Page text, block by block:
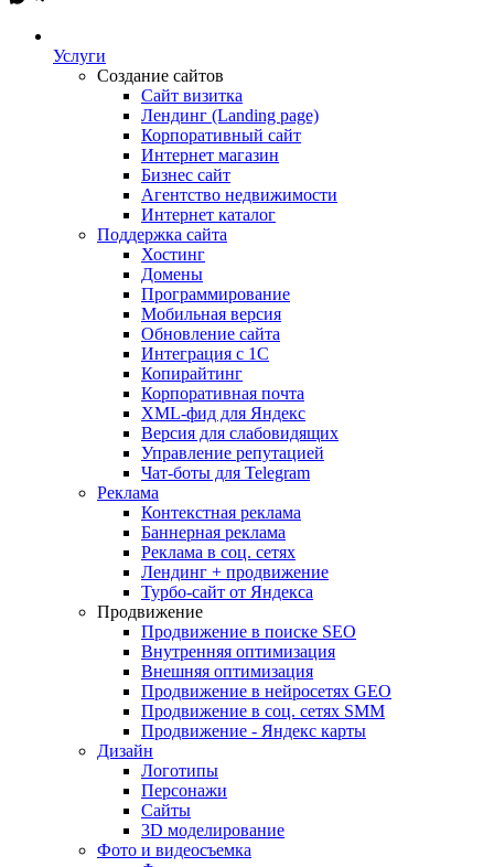
Услуги
Создание сайтов
Сайт визитка
Лендинг (Landing page)
Корпоративный сайт
Интернет магазин
Бизнес сайт
Агентство недвижимости
Интернет каталог
Поддержка сайта
Хостинг
Домены
Программирование
Мобильная версия
Обновление сайта
Интеграция с 1С
Копирайтинг
Корпоративная почта
XML-фид для Яндекс
Версия для слабовидящих
Управление репутацией
Чат-боты для Telegram
Реклама
Контекстная реклама
Баннерная реклама
Реклама в соц. сетях
Лендинг + продвижение
Турбо-сайт от Яндекса
Продвижение
Продвижение в поиске SEO
Внутренняя оптимизация
Внешняя оптимизация
Продвижение в нейросетях GEO
Продвижение в соц. сетях SMM
Продвижение - Яндекс карты
Дизайн
Логотипы
Персонажи
Сайты
3D моделирование
Фото и видеосъемка